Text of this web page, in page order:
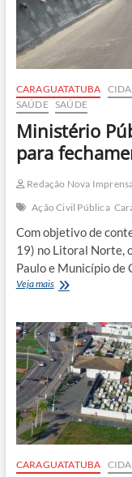
CARAGUATATUBA
SAÚDE SAÚDE
Ministério
para
Redação Nova
Ação Civil Pública
Com objetivo de
19) no Litoral Norte,
Paulo e Município
Veja maisMinistério
com
ação
civil
para
fechamento
da
Tamoios
CARAGUATATUBA